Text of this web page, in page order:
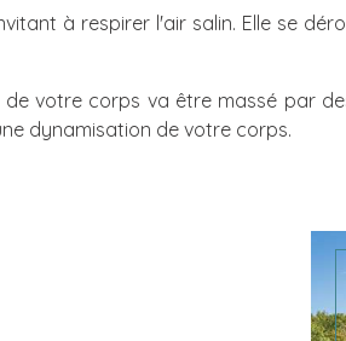
à respirer l'air salin. Elle se
de votre corps va être massé par
dynamisation de votre corps.